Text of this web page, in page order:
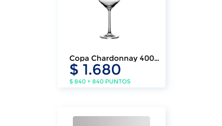
Copa Chardonnay 400ml
Stone (6 Un.)
$ 1.680
$ 840 + 840 PUNTOS